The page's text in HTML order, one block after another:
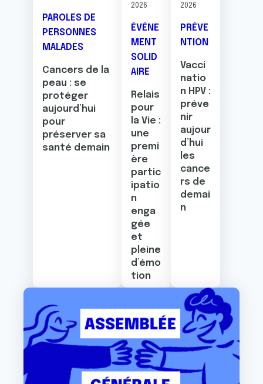
PAROLES DE
PERSONNES
MALADES
Cancers de la
peau : se
protéger
aujourd’hui
pour
préserver sa
santé demain
2026
ÉVÉNE
MENT
SOLID
AIRE
Relais
pour
la Vie :
une
premi
ère
partic
ipatio
n
enga
gée
et
pleine
d’émo
tion
2026
PRÉVE
NTION
Vacci
natio
n HPV :
préve
nir
aujour
d’hui
les
cance
rs de
demai
n
Image